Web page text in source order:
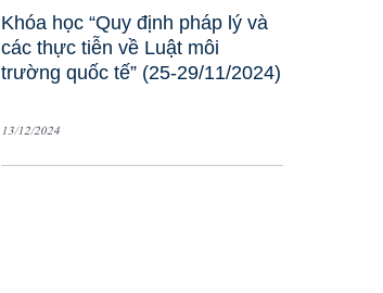
Khóa học “Quy định pháp lý và
các thực tiễn về Luật môi
trường quốc tế” (25-29/11/2024)
13/12/2024